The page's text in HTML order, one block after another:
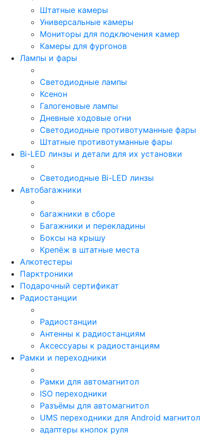
Штатные камеры
Универсальные камеры
Мониторы для подключения камер
Камеры для фургонов
Лампы и фары
Светодиодные лампы
Ксенон
Галогеновые лампы
Дневные ходовые огни
Светодиодные противотуманные фары
Штатные противотуманные фары
Bi-LED линзы и детали для их установки
Светодиодные Bi-LED линзы
Автобагажники
багажники в сборе
Багажники и перекладины
Боксы на крышу
Крепёж в штатные места
Алкотестеры
Парктроники
Подарочный сертификат
Радиостанции
Радиостанции
Антенны к радиостанциям
Аксессуары к радиостанциям
Рамки и переходники
Рамки для автомагнитол
ISO переходники
Разъёмы для автомагнитол
UMS переходники для Android магнитол
адаптеры кнопок руля